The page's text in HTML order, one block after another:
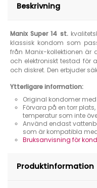
Beskrivning
Manix Super 14 st.
klassisk kondom som
från Manix-kollektionen är
och elektroniskt testad för
och diskret. Den erbjuder
Ytterligare information:
Original kondomer
Förvara på en torr
temperatur som inte
Använd endast
som är kompatibla
Bruksanvisning för
Produktinformation